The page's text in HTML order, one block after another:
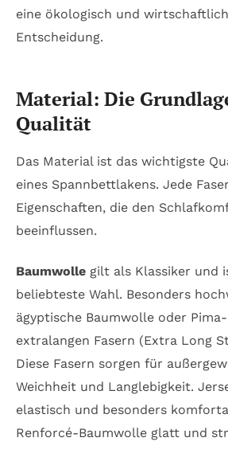
eine ökologisch und
Entscheidung.
Material: Die
Qualität
Das Material ist das wichtigste
eines Spannbettlakens. Jede
Eigenschaften, die den
beeinflussen.
Baumwolle gilt als Klassiker und
beliebteste Wahl. Besonders
ägyptische Baumwolle oder
extralangen Fasern (Extra Long
Diese Fasern sorgen für
Weichheit und Langlebigkeit.
elastisch und besonders
Renforcé-Baumwolle glatt und